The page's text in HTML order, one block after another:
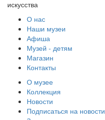
искусства
О нас
Наши музеи
Афиша
Музей - детям
Магазин
Контакты
О музее
Коллекция
Новости
Подписаться на новости